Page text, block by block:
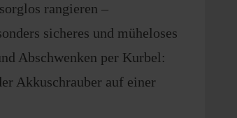
rangieren –
sicheres und müheloses
Abschwenken per Kurbel:
Akkuschrauber auf einer